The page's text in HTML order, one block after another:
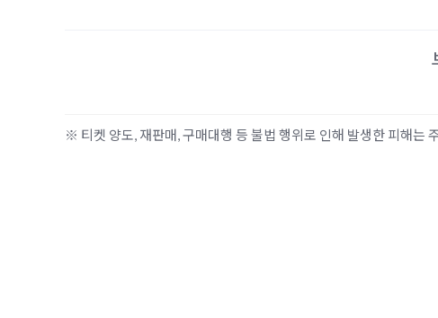
※ 티켓 양도, 재판매, 구매대행 등 불법 행위로 인해 발생한 피해는